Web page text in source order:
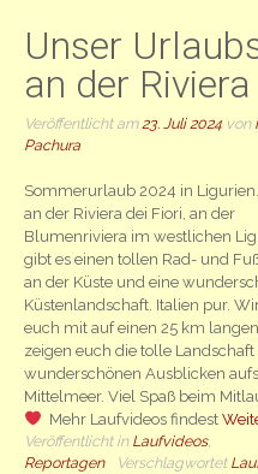
Unser
an der Riviera
Veröffentlicht am 23. Juli 2024 von
Pachura
Sommerurlaub 2024 in
an der Riviera dei Fiori, an der
Blumenriviera im westlichen
gibt es einen tollen Rad- und
an der Küste und eine
Küstenlandschaft. Italien pur.
euch mit auf einen 25 km
zeigen euch die tolle
wunderschönen Ausblicken aufs
Mittelmeer. Viel Spaß beim
Mehr Laufvideos findest
Veröffentlicht in Laufvideos,
Reportagen
Verschlagwortet